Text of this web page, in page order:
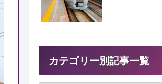
カテゴリー別記事一覧